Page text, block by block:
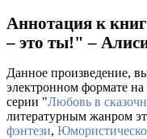
Аннотация к
– это ты!" –
Данное произведение,
электронном формате на
серии "Любовь в
литературным жанром
фэнтези,